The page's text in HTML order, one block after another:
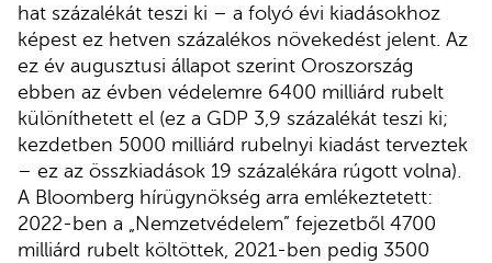
hat százalékát teszi ki – a folyó évi kiadásokhoz
képest ez hetven százalékos növekedést jelent. Az
ez év augusztusi állapot szerint Oroszország
ebben az évben védelemre 6400 milliárd rubelt
különíthetett el (ez a GDP 3,9 százalékát teszi ki;
kezdetben 5000 milliárd rubelnyi kiadást terveztek
– ez az összkiadások 19 százalékára rúgott volna).
A Bloomberg hírügynökség arra emlékeztetett:
2022-ben a „Nemzetvédelem” fejezetből 4700
milliárd rubelt költöttek, 2021-ben pedig 3500